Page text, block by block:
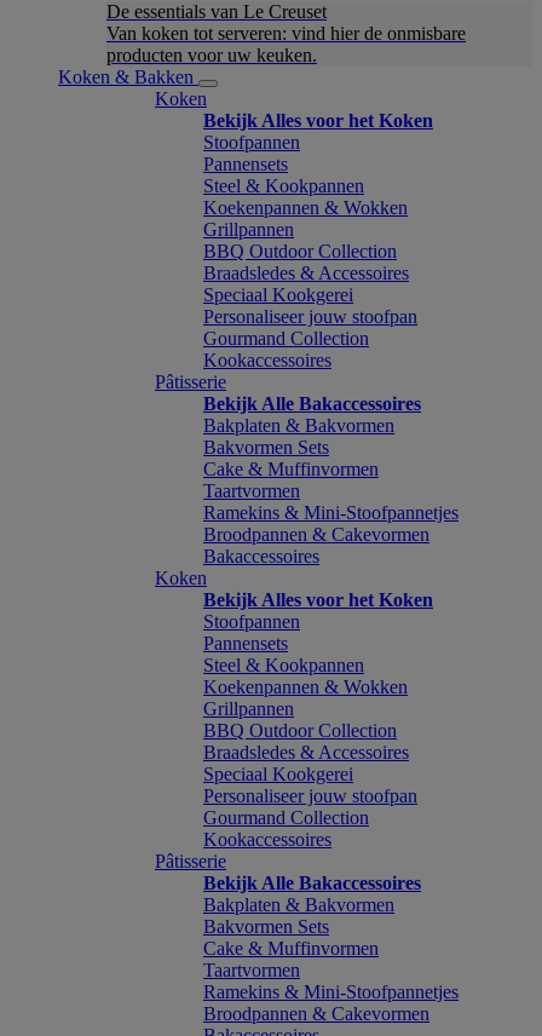
De essentials van Le Creuset
Van koken tot serveren: vind hier de onmisbare
producten voor uw keuken.
Koken & Bakken
Koken
Bekijk Alles voor het Koken
Stoofpannen
Pannensets
Steel & Kookpannen
Koekenpannen & Wokken
Grillpannen
BBQ Outdoor Collection
Braadsledes & Accessoires
Speciaal Kookgerei
Personaliseer jouw stoofpan
Gourmand Collection
Kookaccessoires
Pâtisserie
Bekijk Alle Bakaccessoires
Bakplaten & Bakvormen
Bakvormen Sets
Cake & Muffinvormen
Taartvormen
Ramekins & Mini-Stoofpannetjes
Broodpannen & Cakevormen
Bakaccessoires
Koken
Bekijk Alles voor het Koken
Stoofpannen
Pannensets
Steel & Kookpannen
Koekenpannen & Wokken
Grillpannen
BBQ Outdoor Collection
Braadsledes & Accessoires
Speciaal Kookgerei
Personaliseer jouw stoofpan
Gourmand Collection
Kookaccessoires
Pâtisserie
Bekijk Alle Bakaccessoires
Bakplaten & Bakvormen
Bakvormen Sets
Cake & Muffinvormen
Taartvormen
Ramekins & Mini-Stoofpannetjes
Broodpannen & Cakevormen